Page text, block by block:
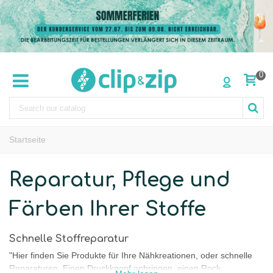
0
Startseite
Reparatur, Pflege und
Färben Ihrer Stoffe
Schnelle Stoffreparatur
"Hier finden Sie Produkte für Ihre Nähkreationen, oder schnelle
Reparaturen. Einen Druckknopf anbringen, einen Rock